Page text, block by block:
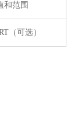
和范围
（可选）